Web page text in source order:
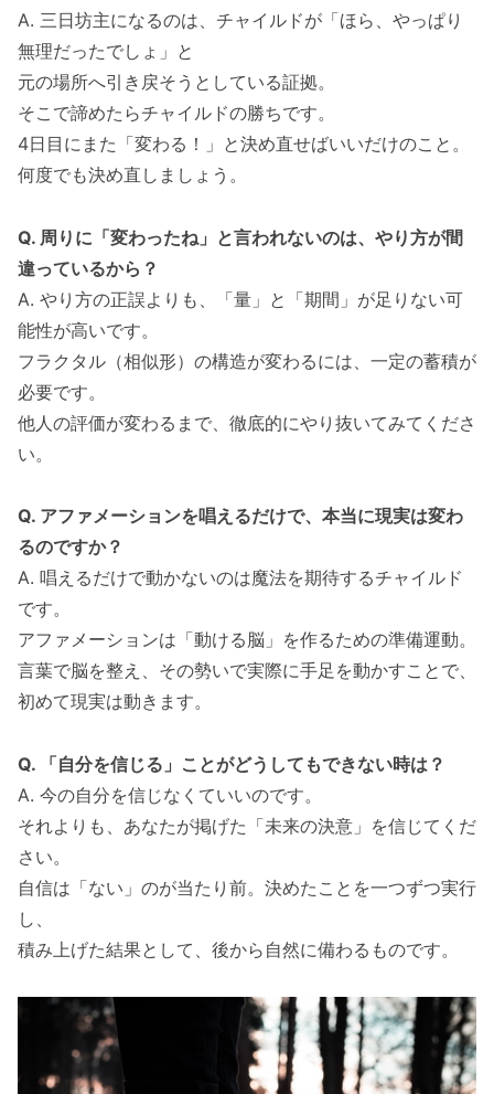
A. 三日坊主になるのは、チャイルドが「ほら、やっぱり
無理だったでしょ」と
元の場所へ引き戻そうとしている証拠。
そこで諦めたらチャイルドの勝ちです。
4日目にまた「変わる！」と決め直せばいいだけのこと。
何度でも決め直しましょう。
Q. 周りに「変わったね」と言われないのは、やり方が間
違っているから？
A. やり方の正誤よりも、「量」と「期間」が足りない可
能性が高いです。
フラクタル（相似形）の構造が変わるには、一定の蓄積が
必要です。
他人の評価が変わるまで、徹底的にやり抜いてみてくださ
い。
Q. アファメーションを唱えるだけで、本当に現実は変わ
るのですか？
A. 唱えるだけで動かないのは魔法を期待するチャイルド
です。
アファメーションは「動ける脳」を作るための準備運動。
言葉で脳を整え、その勢いで実際に手足を動かすことで、
初めて現実は動きます。
Q. 「自分を信じる」ことがどうしてもできない時は？
A. 今の自分を信じなくていいのです。
それよりも、あなたが掲げた「未来の決意」を信じてくだ
さい。
自信は「ない」のが当たり前。決めたことを一つずつ実行
し、
積み上げた結果として、後から自然に備わるものです。